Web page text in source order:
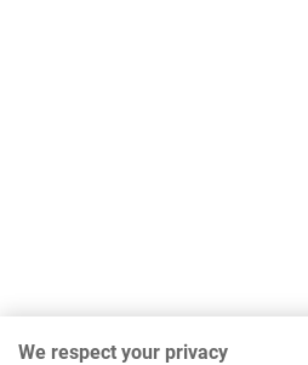
We respect your privacy